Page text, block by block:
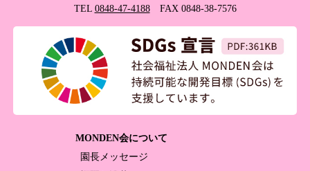
TEL 0848-47-4188FAX 0848-38-7576
MONDEN会について
園長メッセージ